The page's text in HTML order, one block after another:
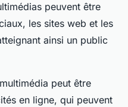
peuvent être
les sites web et les
ainsi un public
peut être
en ligne, qui peuvent